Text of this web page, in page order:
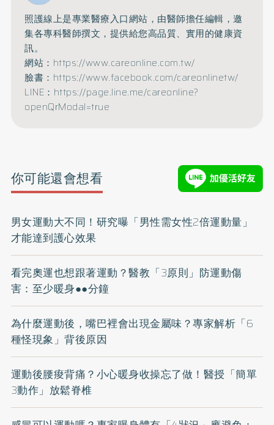
照護線上是專業醫療入口網站，由醫師擔任編輯，邀
集各專科醫師撰文，提供給您高品質、實用的健康資
訊。
網站：https://www.careonline.com.tw/
臉書：https://www.facebook.com/careonlinetw/
LINE：https://page.line.me/careonline?
openQrModal=true
你可能還會想看
男女運動大不同！研究曝「男性需女性2倍運動量」
才能達到護心效果
看完奧運也想跟著運動？醫教「3原則」防運動傷
害：至少暖身●●分鐘
為什麼運動後，嘴巴裡會出現金屬味？專家解析「6
種怪現象」背後原因
運動後腰痠背痛？小心暖身收操忘了做！醫授「簡單
3動作」放鬆脊椎